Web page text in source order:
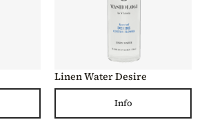
Linen Water Desire
Info